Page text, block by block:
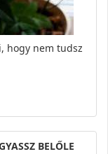
hogy nem tudsz
BELŐLE